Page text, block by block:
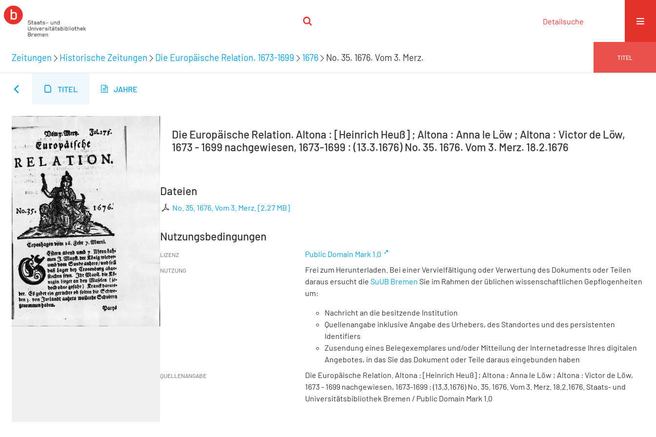
Detailsuche
Zeitungen Historische Zeitungen Die Europäische Relation. 1673-1699 1676 No. 35. 1676. Vom 3. Merz. TITEL
TITEL JAHRE
Die Europäische Relation. Altona : [Heinrich Heuß] ; Altona : Anna le Löw ; Altona : Victor de Löw,
1673 - 1699 nachgewiesen, 1673-1699 : (13.3.1676) No. 35. 1676. Vom 3. Merz. 18.2.1676
Dateien
No. 35. 1676. Vom 3. Merz. [2,27 MB]
Nutzungsbedingungen
LIZENZ Public Domain Mark 1.0
NUTZUNG
Frei zum Herunterladen. Bei einer Vervielfältigung oder Verwertung des Dokuments oder Teilen
daraus ersucht die SuUB Bremen Sie im Rahmen der üblichen wissenschaftlichen Gepflogenheiten
um:
Nachricht an die besitzende Institution
Quellenangabe inklusive Angabe des Urhebers, des Standortes und des persistenten
Identifiers
Zusendung eines Belegexemplares und/oder Mitteilung der Internetadresse Ihres digitalen
Angebotes, in das Sie das Dokument oder Teile daraus eingebunden haben
QUELLENANGABE
Die Europäische Relation. Altona : [Heinrich Heuß] ; Altona : Anna le Löw ; Altona : Victor de Löw,
1673 - 1699 nachgewiesen, 1673-1699 : (13.3.1676) No. 35. 1676. Vom 3. Merz. 18.2.1676. Staats- und
Universitätsbibliothek Bremen / Public Domain Mark 1.0